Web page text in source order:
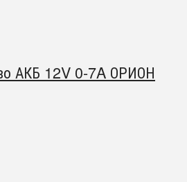
АКБ 12V 0-7A ОРИОН